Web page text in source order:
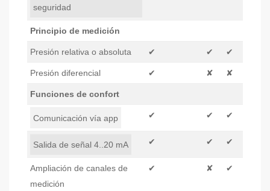
seguridad
Principio de medición
Presión relativa o absoluta ✔ ✔ ✔
Presión diferencial ✔ ✘ ✘
Funciones de confort
Comunicación vía app ✔ ✔ ✔
Salida de señal 4..20 mA ✔ ✔ ✔
Ampliación de canales de
medición
✔ ✘ ✔